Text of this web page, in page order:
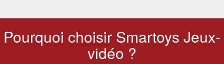
Pourquoi choisir Smartoys Jeux-
vidéo ?